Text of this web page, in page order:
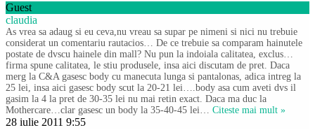
Guest
claudia
As vrea sa adaug si eu ceva,nu vreau sa supar pe nimeni si nici nu trebuie
considerat un comentariu rautacios… De ce trebuie sa comparam hainutele
postate de dvscu hainele din mall? Nu pun la indoiala calitatea, exclus…
firma spune calitatea, le stiu produsele, insa aici discutam de pret. Daca
merg la C&A gasesc body cu manecuta lunga si pantalonas, adica intreg la
25 lei, insa aici gasesc body scut la 20-21 lei….body asa cum aveti dvs il
gasim la 4 la pret de 30-35 lei nu mai retin exact. Daca ma duc la
Mothercare…clar gasesc un body la 35-40-45 lei
Citeste mai mult »
28 iulie 2011 9:55